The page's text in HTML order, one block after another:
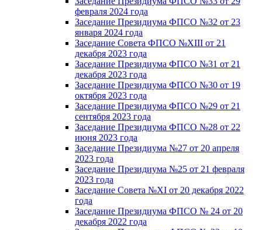
февраля 2024 года
Заседание Президиума ФПСО №32 от 23
января 2024 года
Заседание Совета ФПСО №XIII от 21
декабря 2023 года
Заседание Президиума ФПСО №31 от 21
декабря 2023 года
Заседание Президиума ФПСО №30 от 19
октября 2023 года
Заседание Президиума ФПСО №29 от 21
сентября 2023 года
Заседание Президиума ФПСО №28 от 22
июня 2023 года
Заседание Президиума №27 от 20 апреля
2023 года
Заседание Президиума №25 от 21 февраля
2023 года
Заседание Совета №XI от 20 декабря 2022
года
Заседание Президиума ФПСО № 24 от 20
декабря 2022 года